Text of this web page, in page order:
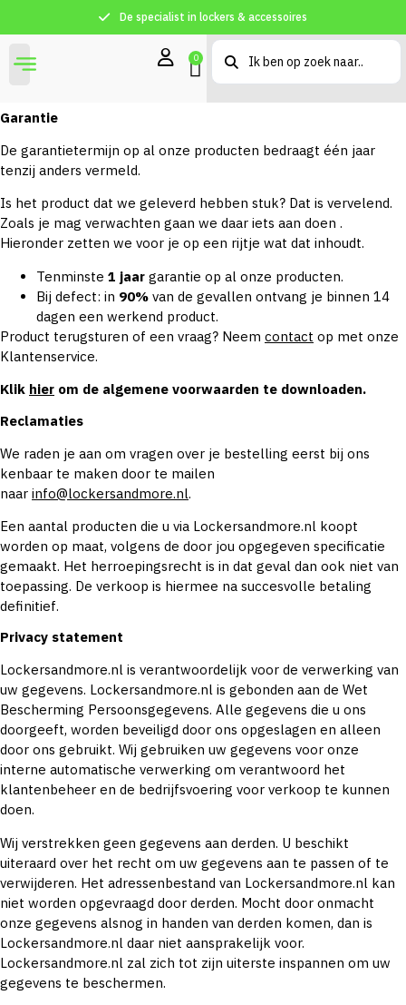
De specialist in lockers & accessoires
0
Garantie
De garantietermijn op al onze producten bedraagt één jaar
tenzij anders vermeld.
Is het product dat we geleverd hebben stuk? Dat is vervelend.
Zoals je mag verwachten gaan we daar iets aan doen .
Hieronder zetten we voor je op een rijtje wat dat inhoudt.
Tenminste 1 jaar garantie op al onze producten.
Bij defect: in 90% van de gevallen ontvang je binnen 14
dagen een werkend product.
Product terugsturen of een vraag? Neem contact op met onze
Klantenservice.
Klik hier om de algemene voorwaarden te downloaden.
Reclamaties
We raden je aan om vragen over je bestelling eerst bij ons
kenbaar te maken door te mailen
naar info@lockersandmore.nl.
Een aantal producten die u via Lockersandmore.nl koopt
worden op maat, volgens de door jou opgegeven specificatie
gemaakt. Het herroepingsrecht is in dat geval dan ook niet van
toepassing. De verkoop is hiermee na succesvolle betaling
definitief.
Privacy statement
Lockersandmore.nl is verantwoordelijk voor de verwerking van
uw gegevens. Lockersandmore.nl is gebonden aan de Wet
Bescherming Persoonsgegevens. Alle gegevens die u ons
doorgeeft, worden beveiligd door ons opgeslagen en alleen
door ons gebruikt. Wij gebruiken uw gegevens voor onze
interne automatische verwerking om verantwoord het
klantenbeheer en de bedrijfsvoering voor verkoop te kunnen
doen.
Wij verstrekken geen gegevens aan derden. U beschikt
uiteraard over het recht om uw gegevens aan te passen of te
verwijderen. Het adressenbestand van Lockersandmore.nl kan
niet worden opgevraagd door derden. Mocht door onmacht
onze gegevens alsnog in handen van derden komen, dan is
Lockersandmore.nl daar niet aansprakelijk voor.
Lockersandmore.nl zal zich tot zijn uiterste inspannen om uw
gegevens te beschermen.